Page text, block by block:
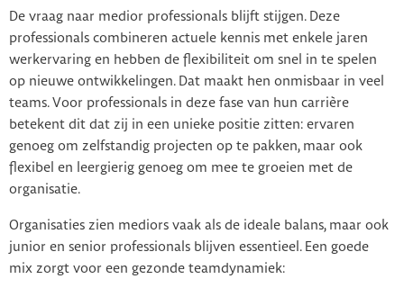
De vraag naar medior professionals blijft stijgen. Deze
professionals combineren actuele kennis met enkele jaren
werkervaring en hebben de flexibiliteit om snel in te spelen
op nieuwe ontwikkelingen. Dat maakt hen onmisbaar in veel
teams. Voor professionals in deze fase van hun carrière
betekent dit dat zij in een unieke positie zitten: ervaren
genoeg om zelfstandig projecten op te pakken, maar ook
flexibel en leergierig genoeg om mee te groeien met de
organisatie.
Organisaties zien mediors vaak als de ideale balans, maar ook
junior en senior professionals blijven essentieel. Een goede
mix zorgt voor een gezonde teamdynamiek: